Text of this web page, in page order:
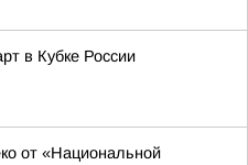
в Кубке России
от «Национальной